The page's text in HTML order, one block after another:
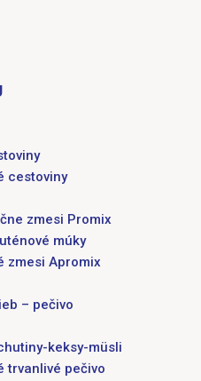
cestoviny
zmesi Promix
múky
zmesi Apromix
– pečivo
keksy-müsli
trvanlivé pečivo